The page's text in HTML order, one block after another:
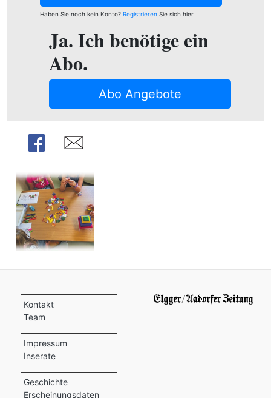
Haben Sie noch kein Konto? RegistrierenSie sich hier
Ja. Ich benötige ein
Abo.
Abo Angebote
Share Share
Kontakt
Team
Impressum
Inserate
Geschichte
Erscheinungsdaten